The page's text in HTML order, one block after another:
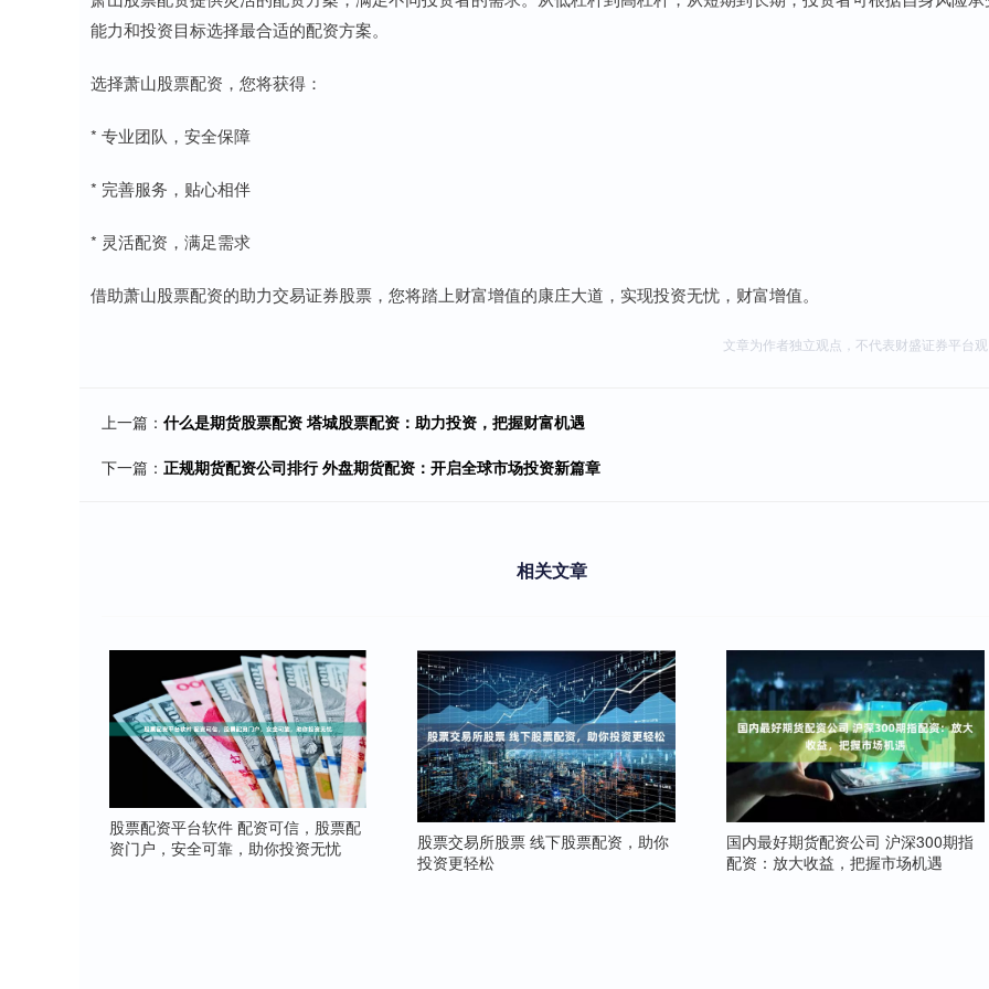
能力和投资目标选择最合适的配资方案。
选择萧山股票配资，您将获得：
* 专业团队，安全保障
* 完善服务，贴心相伴
* 灵活配资，满足需求
借助萧山股票配资的助力交易证券股票，您将踏上财富增值的康庄大道，实现投资无忧，财富增值。
文章为作者独立观点，不代表财盛证券平台
上一篇： 什么是期货股票配资 塔城股票配资：助力投资，把握财富机遇
下一篇： 正规期货配资公司排行 外盘期货配资：开启全球市场投资新篇章
相关文章
股票配资平台软件 配资可信，股票配
资门户，安全可靠，助你投资无忧
股票交易所股票 线下股票配资，助你
投资更轻松
国内最好期货配资公司 沪深300期指
配资：放大收益，把握市场机遇